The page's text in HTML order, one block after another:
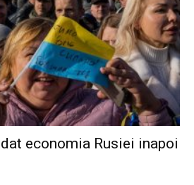
economia Rusiei inapoi